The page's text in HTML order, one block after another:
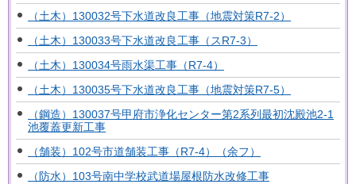
（土木）130032号下水道改良工事（地震対策R7-2）
（土木）130033号下水道改良工事（スR7-3）
（土木）130034号雨水渠工事（R7-4）
（土木）130035号下水道改良工事（地震対策R7-5）
（鋼造）130037号甲府市浄化センター第2系列最初沈殿池2-1
池覆蓋更新工事
（舗装）102号市道舗装工事（R7-4）（余フ）
（防水）103号南中学校武道場屋根防水改修工事